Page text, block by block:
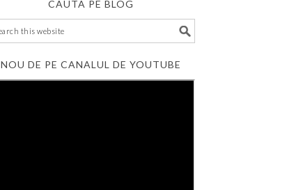
CAUTA PE BLOG
NOU DE PE CANALUL DE YOUTUBE